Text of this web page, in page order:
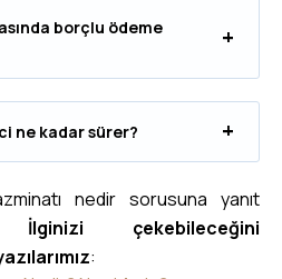
borçlu ödeme
ne kadar sürer?
nedir sorusuna yanıt
İlginizi çekebileceğini
: